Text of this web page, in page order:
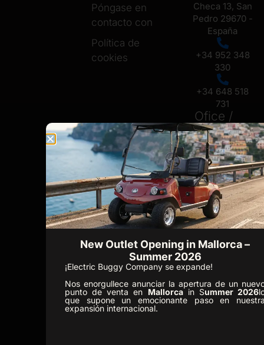
Póngase en
contacto con
Política de
cookies
Checa 13, San
Pedro 29670 -
España
+34 952 348
330
+34 648 518
731
Ofice /
Showroom
Mallorca
Carrer Setze
de Juliol No 6,
07009, Palma
de Mallorca
+34 648 518
731
Oficina /
Showroom
Portugal
Caixa Postal
New Outlet Opening in Mallorca –
Summer 2026
¡Electric Buggy Company se expande!
Nos enorgullece anunciar la apertura de un
punto de venta en Mallorcain Summer 2026
que supone un emocionante paso en
expansión internacional.